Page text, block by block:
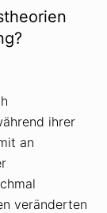
ihrer
an
veränderten